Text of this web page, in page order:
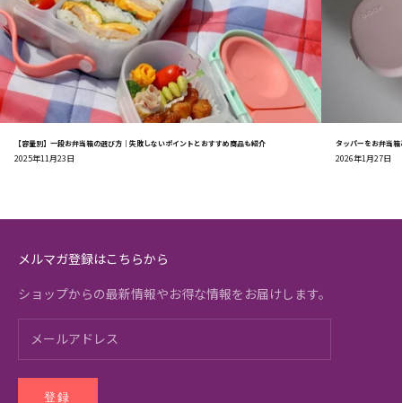
【容量別】一段お弁当箱の選び方｜失敗しないポイントとおすすめ商品も紹介
2025年11月23日
タッパーをお弁当
2026年1月27日
メルマガ登録はこちらから
ショップからの最新情報やお得な情報をお届けします。
登録